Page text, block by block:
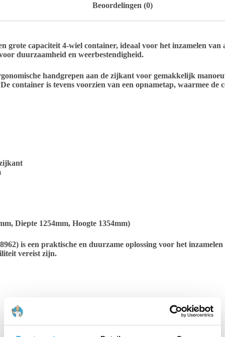
Beoordelingen (0)
grote capaciteit 4-wiel container, ideaal voor het inzamelen van
duurzaamheid en weerbestendigheid.
handgrepen aan de zijkant voor gemakkelijk
container is tevens voorzien van een opnametap, waarmee
Diepte 1254mm, Hoogte 1354mm)
is een praktische en duurzame oplossing voor het
vereist zijn.